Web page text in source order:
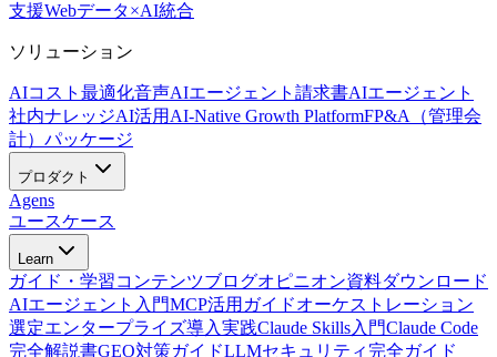
支援Webデータ×AI統合
ソリューション
AIコスト最適化音声AIエージェント 請求書AIエージェント
社内ナレッジAI活用 AI-Native Growth PlatformFP&A（管理会
計）パッケージ
プロダクト
Agens
ユースケース
Learn
ガイド・学習コンテンツブログオピニオン資料ダウンロード
AIエージェント入門MCP活用ガイドオーケストレーション
選定エンタープライズ導入実践Claude Skills入門Claude Code
完全解説書GEO対策ガイドLLMセキュリティ完全ガイド